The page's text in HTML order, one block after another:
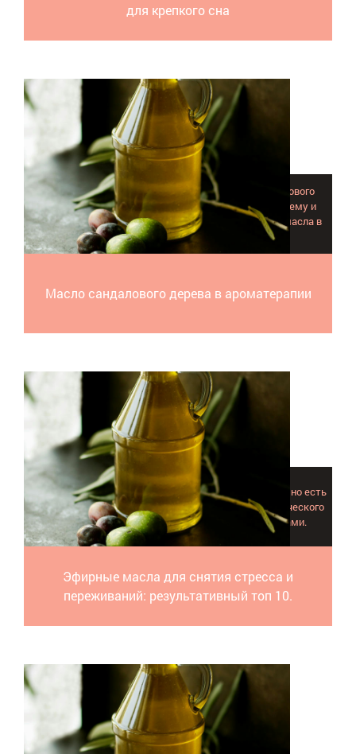
для крепкого сна
Масло сандалового дерева в ароматерапии
При грамотном применении эфирное масло сандалового
дерева благотворно воздействует на нервную систему и
организм в целом. Читайте о способах применения масла в
ароматерапии.
Эфирные масла для снятия стресса и
переживаний: результативный топ 10.
Стресс. Само собой такое состояние проходит редко, но есть
простой и полезный способ избавиться от психологического
дискомфорта - это процедуры с эфирными маслами.